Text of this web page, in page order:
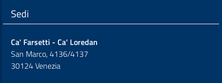
Sedi
Ca' Farsetti - Ca' Loredan
San Marco, 4136/4137
30124 Venezia